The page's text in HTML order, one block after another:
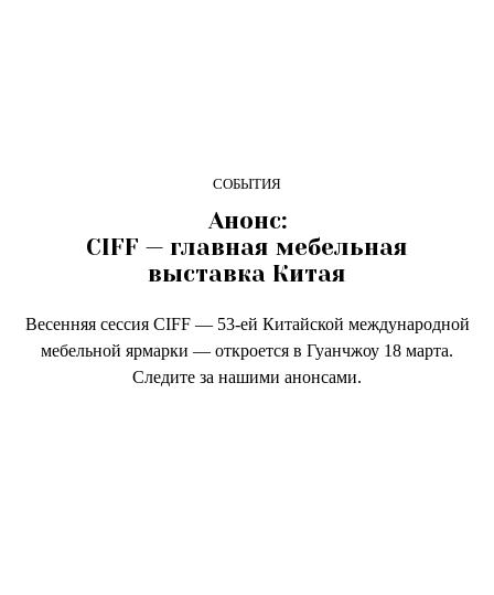
СОБЫТИЯ
Анонс:
CIFF — главная мебельная
выставка Китая
Весенняя сессия CIFF — 53-ей Китайской международной
мебельной ярмарки — откроется в Гуанчжоу 18 марта.
Следите за нашими анонсами.